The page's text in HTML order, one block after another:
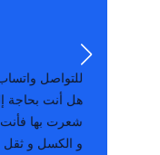
هل ﺃﻧﺖ ﺑﺤﺎﺟﺔ
ﺷﻌﺮﺕ ﺑﻬﺎ ﻓﺄﻧﺖ
ﻭ ﺍﻟﻜﺴﻞ ﻭ ﺛﻘﻞ